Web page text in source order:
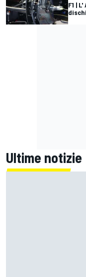
F1 |
Ultime notizie